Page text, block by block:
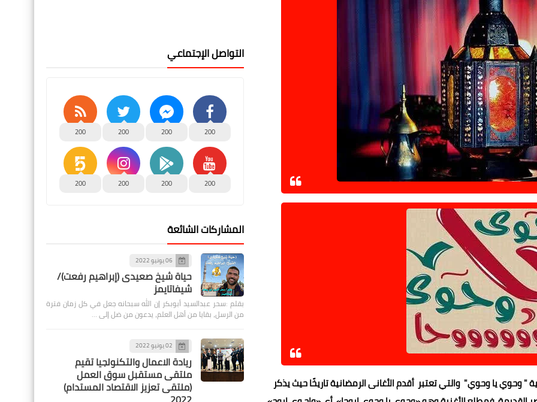
يا وحوي" والتي تعتبر أقدم الأغانى الرمضانية تاريخًا حيث يذكر
التواصل الإجتماعي
200
200
200
200
200
200
200
200
المشاركات الشائعة
06 يونيو 2022
حياة شيخ صعيدى (إبراهيم رفعت)/
شيفاتايمز
بقلم :سحر عبدالسيد أبوبكر إن الله سبحانه جعل في كل زمان فترة
من الرسل، بقايا من أهل العلم، يدعون من ضل إلى …
02 يونيو 2022
ريادة الاعمال والتكنولجيا تقيم
ملتقى مستقبل سوق العمل
(ملتقى تعزيز الاقتصاد المستدام)